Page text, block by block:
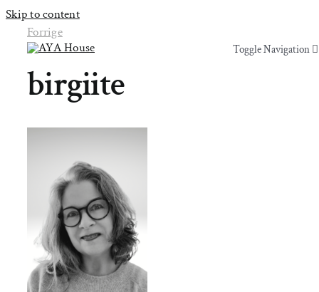
Skip to content
Toggle Navigation
Behandling
Om AYA House
Toggle Navigation
Yoga & Bevægelse
Events
Uddannelser & kurser
Lokaler
Forrige
birgiite